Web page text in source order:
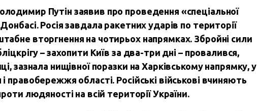
Путін заявив про проведення «спеціальної
Росія завдала ракетних ударів по території
вторгнення на чотирьох напрямках. Збройні сили
– захопити Київ за два-три дні – провалився,
зазнала нищівної поразки на Харківському напрямку, у
і правобережжя області. Російські військові вчиняють
людяності на всій території України.